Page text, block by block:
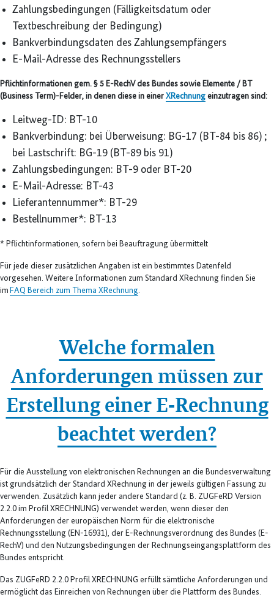
Zahlungsbedingungen (Fälligkeitsdatum oder
Textbeschreibung der Bedingung)
Bankverbindungsdaten des Zahlungsempfängers
E-Mail-Adresse des Rechnungsstellers
Pflichtinformationen gem. § 5 E-RechV des Bundes sowie Elemente / BT
(Business Term)-Felder, in denen diese in einer XRechnung einzutragen sind:
Leitweg-ID: BT-10
Bankverbindung: bei Überweisung: BG-17 (BT-84 bis 86) ;
bei Lastschrift: BG-19 (BT-89 bis 91)
Zahlungsbedingungen: BT-9 oder BT-20
E-Mail-Adresse: BT-43
Lieferantennummer*: BT-29
Bestellnummer*: BT-13
* Pflichtinformationen, sofern bei Beauftragung übermittelt
Für jede dieser zusätzlichen Angaben ist ein bestimmtes Datenfeld
vorgesehen. Weitere Informationen zum Standard XRechnung finden Sie
im FAQ Bereich zum Thema XRechnung.
Welche formalen
Anforderungen müssen zur
Erstellung einer E‑Rechnung
beachtet werden?
Für die Ausstellung von elektronischen Rechnungen an die Bundesverwaltung
ist grundsätzlich der Standard XRechnung in der jeweils gültigen Fassung zu
verwenden. Zusätzlich kann jeder andere Standard (z. B. ZUGFeRD Version
2.2.0 im Profil XRECHNUNG) verwendet werden, wenn dieser den
Anforderungen der europäischen Norm für die elektronische
Rechnungsstellung (EN-16931), der E-Rechnungsverordnung des Bundes (E-
RechV) und den Nutzungsbedingungen der Rechnungseingangsplattform des
Bundes entspricht.
Das ZUGFeRD 2.2.0 Profil XRECHNUNG erfüllt sämtliche Anforderungen und
ermöglicht das Einreichen von Rechnungen über die Plattform des Bundes.